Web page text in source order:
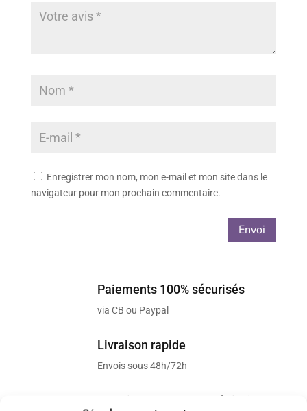
Enregistrer mon nom, mon e-mail et mon site dans le
navigateur pour mon prochain commentaire.
Envoi
Paiements 100% sécurisés
via CB ou Paypal
Livraison rapide
Envois sous 48h/72h
Retrait GRATUIT sur Vénissieux